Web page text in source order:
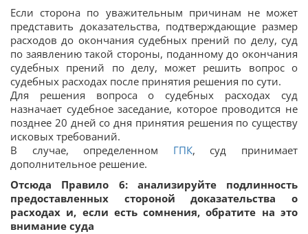
Если сторона по уважительным причинам не может
представить доказательства, подтверждающие размер
расходов до окончания судебных прений по делу, суд
по заявлению такой стороны, поданному до окончания
судебных прений по делу, может решить вопрос о
судебных расходах после принятия решения по сути.
Для решения вопроса о судебных расходах суд
назначает судебное заседание, которое проводится не
позднее 20 дней со дня принятия решения по существу
исковых требований.
В случае, определенном ГПК, суд принимает
дополнительное решение.
Отсюда Правило 6: анализируйте подлинность
предоставленных стороной доказательства о
расходах и, если есть сомнения, обратите на это
внимание суда